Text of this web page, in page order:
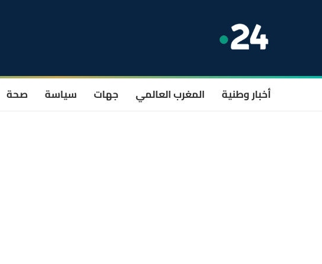
أخبار وطنية المغرب العالمي جهات سياسة صحة